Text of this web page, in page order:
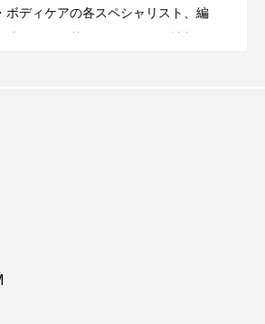
ボディケアの各スペシャリスト、編
の
バース・ジャパン セミファイナリス
貴輝氏×池澤智「Urban Safari」対談
“戦略的コンディショニング”